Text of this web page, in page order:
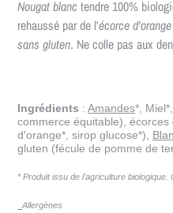
Nougat blanc tendre 100%
rehaussé par de l'écorce
sans gluten. Ne colle pas aux
Ingrédients : Amandes*,
commerce équitable) ,
d'orange*, sirop glucose*),
gluten (fécule de pomme de
* Produit issu de l'agriculture
Allergènes